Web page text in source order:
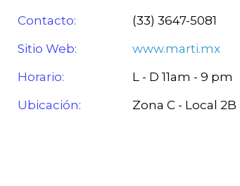
Contacto:
(33) 3647-5081
Sitio Web:
www.marti.mx
Horario:
L - D 11am - 9 pm
Ubicación:
Zona C - Local 2B